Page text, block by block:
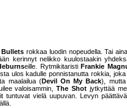
Bullets rokkaa luodin nopeudella. Tai
kerinnyt nelikko kuulostaakin
eille. Rytmikitaristi Frankie
ulos kadulle ponnistanutta rokkia,
maalailua (Devil On My Back), mutta
valoisammin,The Shot jytkyttää
tuntuvat vielä uupuvan. Levyn päättävä